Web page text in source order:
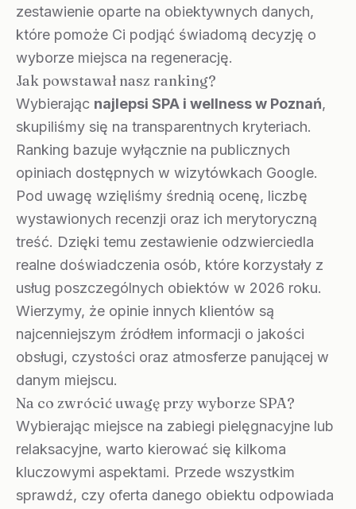
zestawienie oparte na obiektywnych danych,
które pomoże Ci podjąć świadomą decyzję o
wyborze miejsca na regenerację.
Jak powstawał nasz ranking?
Wybierając najlepsi SPA i wellness w Poznań,
skupiliśmy się na transparentnych kryteriach.
Ranking bazuje wyłącznie na publicznych
opiniach dostępnych w wizytówkach Google.
Pod uwagę wzięliśmy średnią ocenę, liczbę
wystawionych recenzji oraz ich merytoryczną
treść. Dzięki temu zestawienie odzwierciedla
realne doświadczenia osób, które korzystały z
usług poszczególnych obiektów w 2026 roku.
Wierzymy, że opinie innych klientów są
najcenniejszym źródłem informacji o jakości
obsługi, czystości oraz atmosferze panującej w
danym miejscu.
Na co zwrócić uwagę przy wyborze SPA?
Wybierając miejsce na zabiegi pielęgnacyjne lub
relaksacyjne, warto kierować się kilkoma
kluczowymi aspektami. Przede wszystkim
sprawdź, czy oferta danego obiektu odpowiada